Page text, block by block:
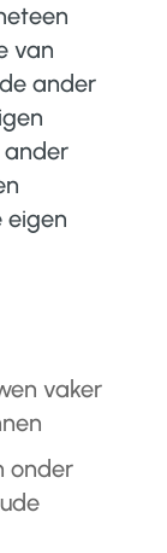
van
ander
ander
eigen
vaker
onder